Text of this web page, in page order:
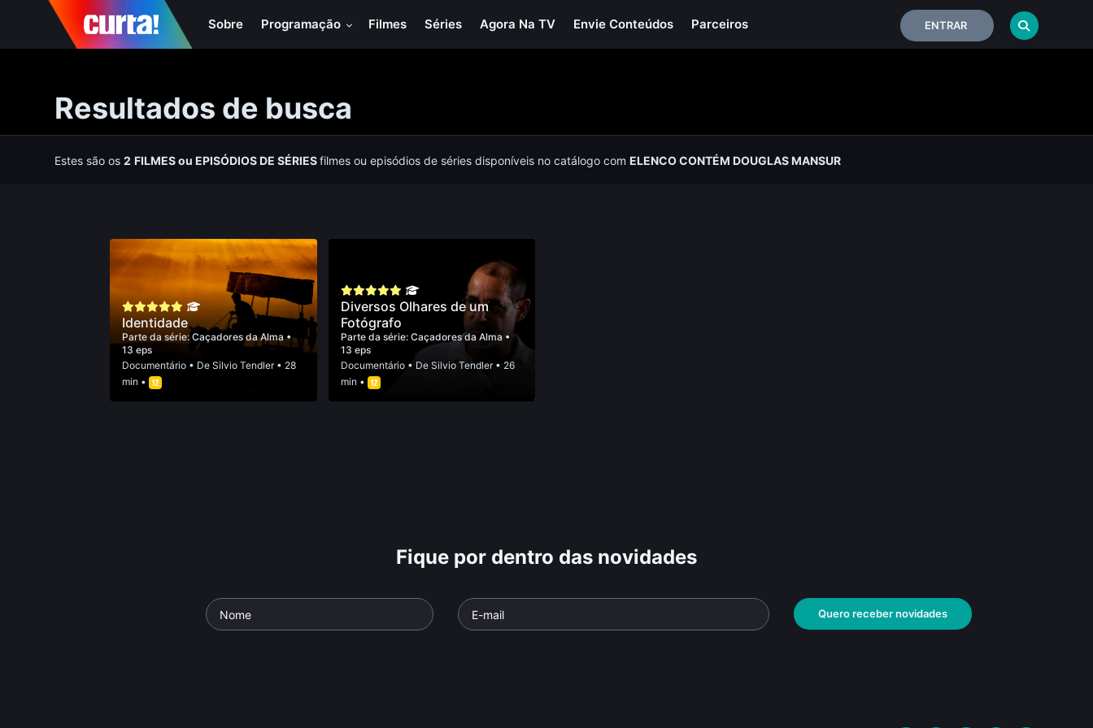
Sobre Programação Filmes Séries Agora Na TV Envie Conteúdos Parceiros ENTRAR
Resultados de busca
Estes são os2 FILMESou EPISÓDIOS DE SÉRIESfilmes ou episódios de séries disponíveis no catálogo comELENCO CONTÉM DOUGLAS MANSUR
Identidade
Parte da série:Caçadores da Alma•
13 eps
Documentário• De Silvio Tendler• 28
min •
Diversos Olhares de um
Fotógrafo
Parte da série: Caçadores da Alma •
13 eps
Documentário• De Silvio Tendler• 26
min •
Fique por dentro das novidades
Quero receber novidades